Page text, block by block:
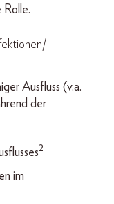
Rolle.
Ausfluss (v.a.
der
2
im